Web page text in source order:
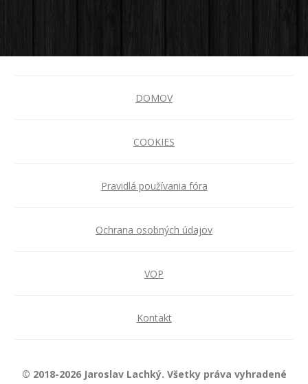
DOMOV
COOKIES
Pravidlá používania fóra
Ochrana osobných údajov
VOP
Kontakt
© 2018-2026 Jaroslav Lachký. Všetky práva vyhradené